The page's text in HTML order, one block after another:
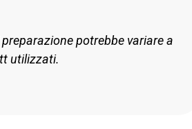
potrebbe variare a
utilizzati.